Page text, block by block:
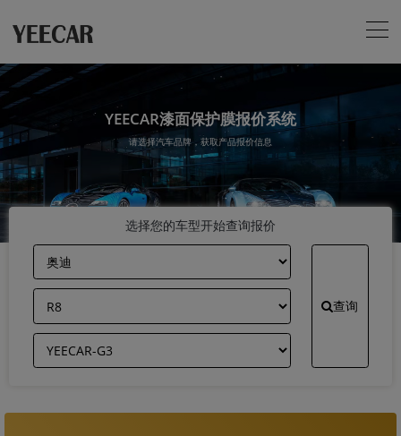
YEECAR漆面保护膜报价系统
请选择汽车品牌，获取产品报价信息
选择您的车型开始查询报价
查询